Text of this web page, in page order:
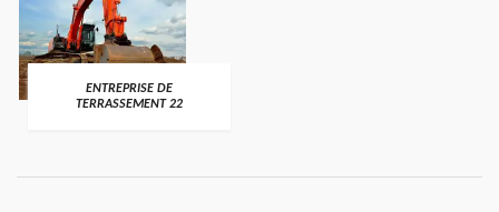
ENTREPRISE DE
TERRASSEMENT 22